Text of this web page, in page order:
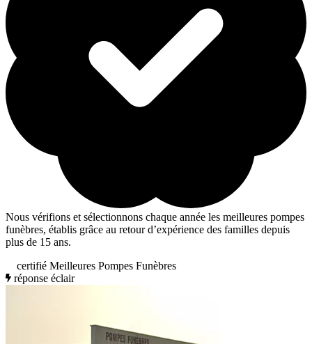
Nous vérifions et sélectionnons chaque année les meilleures pompes
funèbres, établis grâce au retour d’expérience des familles depuis
plus de 15 ans.
certifié Meilleures Pompes Funèbres
réponse éclair